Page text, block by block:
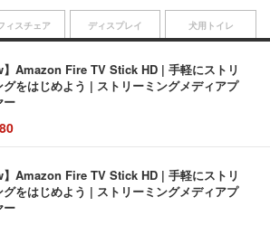
】Amazon Fire TV Stick HD | 手軽にストリ
グをはじめよう | ストリーミングメディアプ
ー
】Amazon Fire TV Stick HD | 手軽にストリ
グをはじめよう | ストリーミングメディアプ
ー
ィスチェア ディスプレイ 犬用トイレ